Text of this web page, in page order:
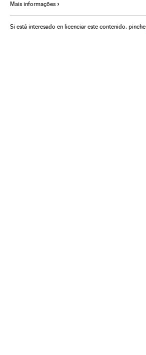
Estado São Paulo
Cinema
Mais informações
Si está interesado en licenciar este contenido, pinche